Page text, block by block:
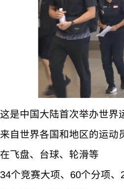
这是中国大陆首次举办世界
来自世界各国和地区的运动
在飞盘、台球、轮滑等
34个竞赛大项、60个分项、